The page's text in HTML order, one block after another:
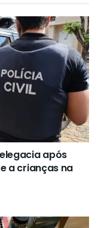
após
a crianças na